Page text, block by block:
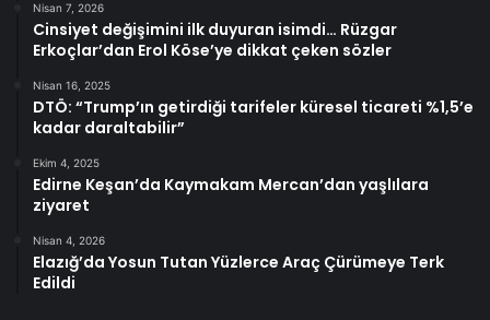
Nisan 7, 2026
Cinsiyet değişimini ilk duyuran isimdi… Rüzgar
Erkoçlar’dan Erol Köse’ye dikkat çeken sözler
Nisan 16, 2025
DTÖ: “Trump’ın getirdiği tarifeler küresel ticareti %1,5’e
kadar daraltabilir”
Ekim 4, 2025
Edirne Keşan’da Kaymakam Mercan’dan yaşlılara
ziyaret
Nisan 4, 2026
Elazığ’da Yosun Tutan Yüzlerce Araç Çürümeye Terk
Edildi